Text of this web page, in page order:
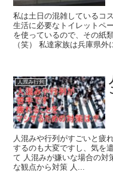
私は土日の混雑しているコ
生活に必要なトイレットペ
を使っているので、その紙
（笑） 私達家族は兵庫県
人混み行列
人混みや行列がすごいと疲
するのも大変ですし、気を
て 人混みが嫌いな場合の対
な観点から対策 人...